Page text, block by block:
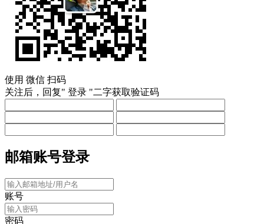
使用 微信 扫码
关注后，回复" 登录 "二字获取验证码
邮箱账号登录
账号
密码